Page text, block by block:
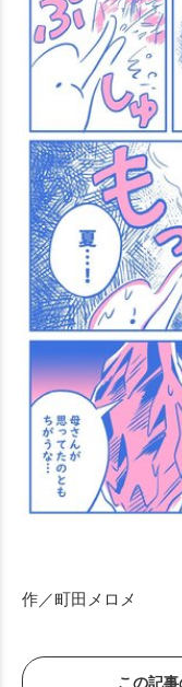
作／町田メロメ
この記事